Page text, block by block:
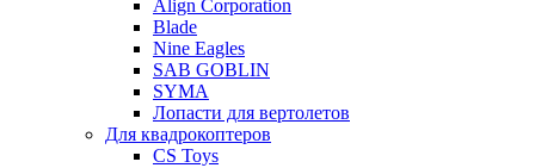
Align Corporation
Blade
Nine Eagles
SAB GOBLIN
SYMA
Лопасти для вертолетов
Для квадрокоптеров
CS Toys